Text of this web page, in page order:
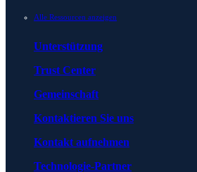
Alle Ressourcen anzeigen
Unterstützung
Trust Center
Gemeinschaft
Kontaktieren Sie uns
Kontakt aufnehmen
Technologie-Partner